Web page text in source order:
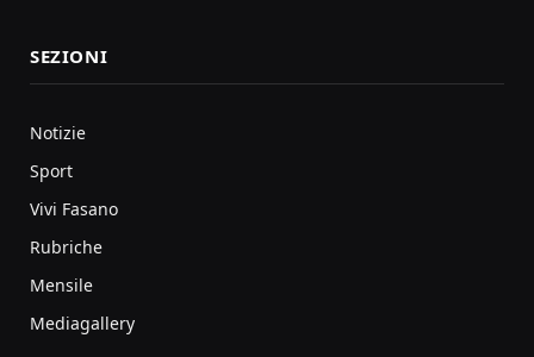
SEZIONI
Notizie
Sport
Vivi Fasano
Rubriche
Mensile
Mediagallery